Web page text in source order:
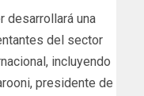
desarrollará una
del sector
incluyendo
presidente de